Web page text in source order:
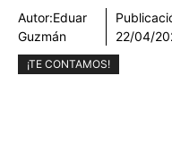
Autor:Eduar
Guzmán
22/04/
¡TE CONTAMOS!